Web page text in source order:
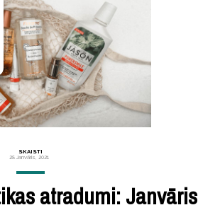
SKAISTI
28 Janvāris, 2021
atradumi: Janvāris